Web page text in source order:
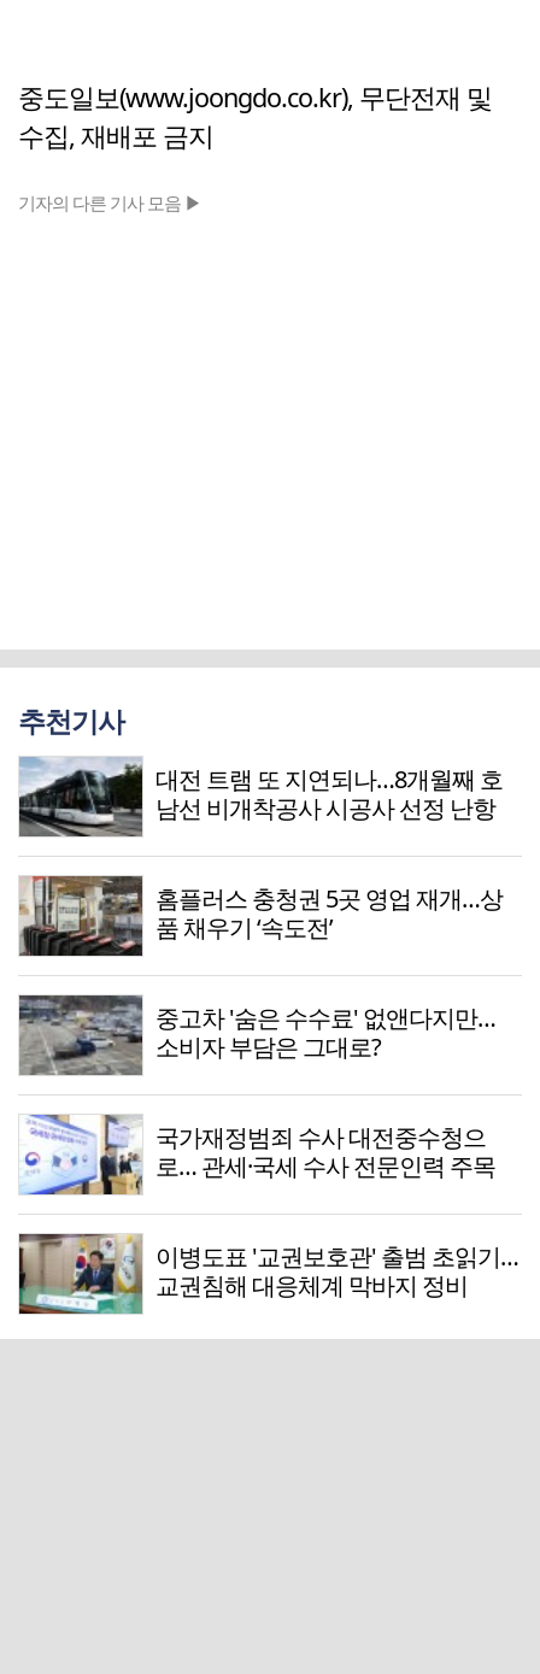
중도일보(www.joongdo.co.kr), 무단전재 및
수집, 재배포 금지
기자의 다른 기사 모음 ▶
추천기사
대전 트램 또 지연되나…8개월째 호
남선 비개착공사 시공사 선정 난항
홈플러스 충청권 5곳 영업 재개…상
품 채우기 ‘속도전’
중고차 '숨은 수수료' 없앤다지만…
소비자 부담은 그대로?
국가재정범죄 수사 대전중수청으
로… 관세·국세 수사 전문인력 주목
이병도표 '교권보호관' 출범 초읽기…
교권침해 대응체계 막바지 정비